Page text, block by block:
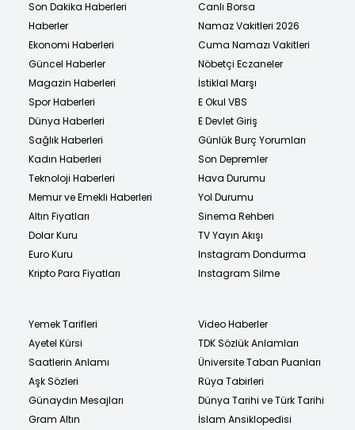
Son Dakika Haberleri
Haberler
Ekonomi Haberleri
Güncel Haberler
Magazin Haberleri
Spor Haberleri
Dünya Haberleri
Sağlık Haberleri
Kadın Haberleri
Teknoloji Haberleri
Memur ve Emekli Haberleri
Altın Fiyatları
Dolar Kuru
Euro Kuru
Kripto Para Fiyatları
Canlı Borsa
Namaz Vakitleri 2026
Cuma Namazı Vakitleri
Nöbetçi Eczaneler
İstiklal Marşı
E Okul VBS
E Devlet Giriş
Günlük Burç Yorumları
Son Depremler
Hava Durumu
Yol Durumu
Sinema Rehberi
TV Yayın Akışı
Instagram Dondurma
Instagram Silme
Yemek Tarifleri
Ayetel Kürsi
Saatlerin Anlamı
Aşk Sözleri
Günaydın Mesajları
Gram Altın
Video Haberler
TDK Sözlük Anlamları
Üniversite Taban Puanları
Rüya Tabirleri
Dünya Tarihi ve Türk Tarihi
İslam Ansiklopedisi